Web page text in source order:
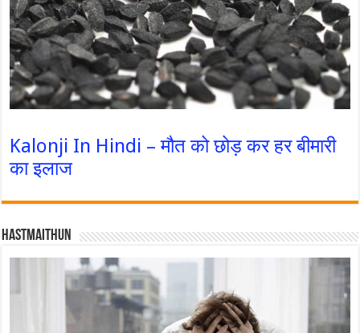
Kalonji In Hindi – मौत को छोड़ कर हर बीमारी
का इलाज
Hastmaithun